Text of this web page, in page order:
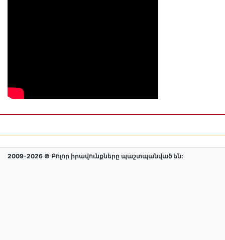
2009-2026 © Բոլոր իրավունքները պաշտպանված են: